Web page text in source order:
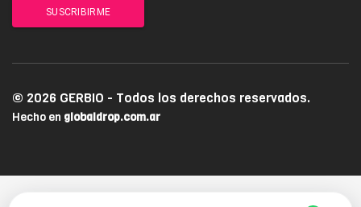
© 2026 GERBIO - Todos los derechos reservados.
Hecho en globaldrop.com.ar